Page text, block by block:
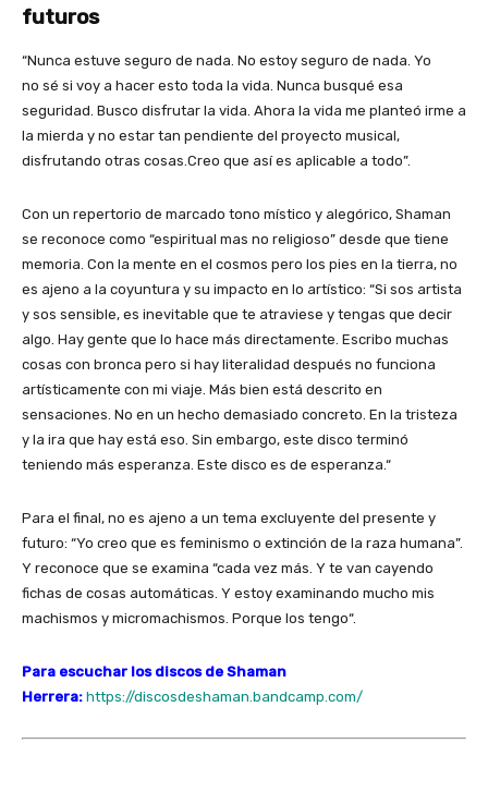
futuros
“Nunca estuve seguro de nada. No estoy seguro de nada. Yo
no sé si voy a hacer esto toda la vida. Nunca busqué esa
seguridad. Busco disfrutar la vida. Ahora la vida me planteó irme a
la mierda y no estar tan pendiente del proyecto musical,
disfrutando otras cosas.Creo que así es aplicable a todo”.
Con un repertorio de marcado tono místico y alegórico, Shaman
se reconoce como “espiritual mas no religioso” desde que tiene
memoria. Con la mente en el cosmos pero los pies en la tierra, no
es ajeno a la coyuntura y su impacto en lo artístico: “Si sos artista
y sos sensible, es inevitable que te atraviese y tengas que decir
algo. Hay gente que lo hace más directamente. Escribo muchas
cosas con bronca pero si hay literalidad después no funciona
artísticamente con mi viaje. Más bien está descrito en
sensaciones. No en un hecho demasiado concreto. En la tristeza
y la ira que hay está eso. Sin embargo, este disco terminó
teniendo más esperanza. Este disco es de esperanza.“
Para el final, no es ajeno a un tema excluyente del presente y
futuro: “Yo creo que es feminismo o extinción de la raza humana”.
Y reconoce que se examina “cada vez más. Y te van cayendo
fichas de cosas automáticas. Y estoy examinando mucho mis
machismos y micromachismos. Porque los tengo“.
Para escuchar los discos de Shaman
Herrera: https://discosdeshaman.bandcamp.com/